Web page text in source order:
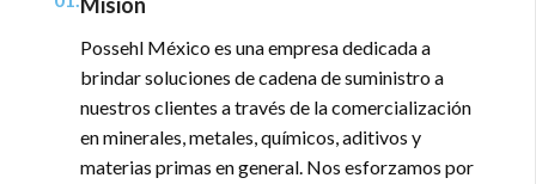
Possehl México es una empresa dedicada a
brindar soluciones de cadena de suministro a
nuestros clientes a través de la comercialización
en minerales, metales, químicos, aditivos y
materias primas en general. Nos esforzamos por